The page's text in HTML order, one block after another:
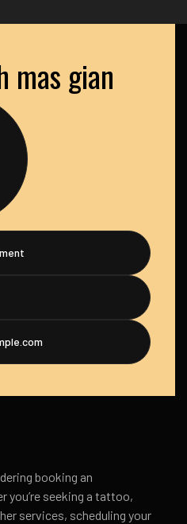
mas gian
booking an
seeking a tattoo,
services, scheduling your